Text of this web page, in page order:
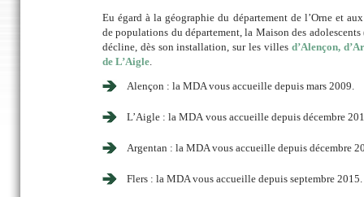
Eu égard à la géographie du département de l’Orne et
de populations du département, la Maison des adolescents
décline, dès son installation, sur les villes d’Alençon,
de L’Aigle.
Alençon : la MDA vous accueille depuis mars 2009.
L’Aigle : la MDA vous accueille depuis décembre
Argentan : la MDA vous accueille depuis décembre
Flers : la MDA vous accueille depuis septembre 2015.